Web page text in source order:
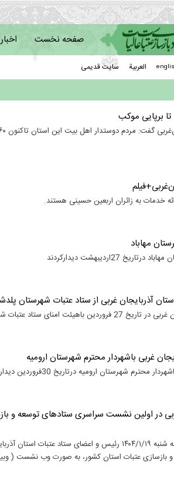
صفحه نخست اخبار
سامانه خادمان العربیة سایت قدیمی
برپایی موکب
مهاباد
دیدارکردند
آذربایجان غربی از ستاد عتبات شهرستان
شهرستان پلدشت دیدارکردند
غربی باشهردار محترم شهرستان ارومیه
ارومیه درتاریخ 30فروردین دیدارکردند
در اولین نشست سراسری ستادهای توسعه و
بر اساس ابلاغ ستاد مرکزی عتبات ، بعد از ظهر روز سه شنبه ۱۴۰۴/۱/۱۹
بازسازی عتبات استان کشور، به صورت وب نشست (